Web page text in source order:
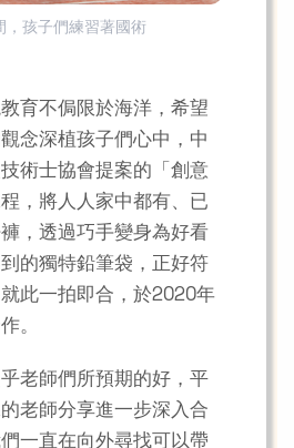
，孩子們練習著國術
育不侷限於海洋，希望
念深植孩子們心中，中
術士協會提案的「創意
程，將人人家中都有、已
，透過巧手變身為好看
的獨特鉛筆袋，正好符
此一拍即合，於2020年
。
老師們所預期的好，平
老師分享進一步深入合
一直在向外尋找可以帶